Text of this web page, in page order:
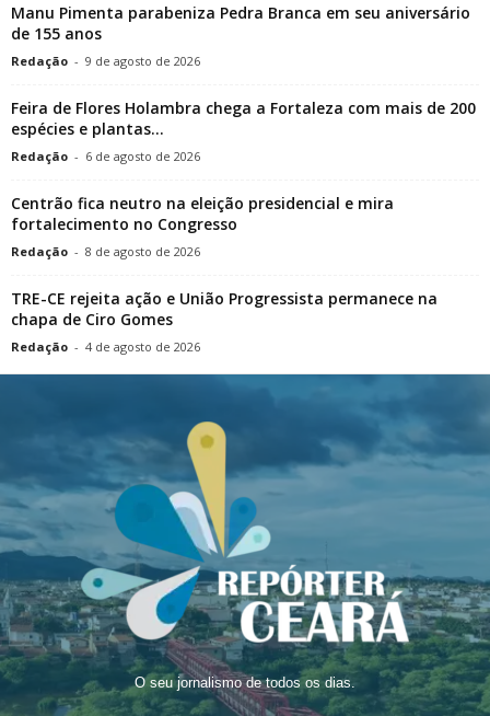
Manu Pimenta parabeniza Pedra Branca em seu aniversário
de 155 anos
Redação - 9 de agosto de 2026
Feira de Flores Holambra chega a Fortaleza com mais de 200
espécies e plantas...
Redação - 6 de agosto de 2026
Centrão fica neutro na eleição presidencial e mira
fortalecimento no Congresso
Redação - 8 de agosto de 2026
TRE-CE rejeita ação e União Progressista permanece na
chapa de Ciro Gomes
Redação - 4 de agosto de 2026
O seu jornalismo de todos os dias.